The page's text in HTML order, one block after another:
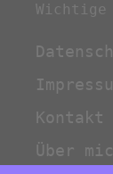
Wichtige
Kontakt
Über